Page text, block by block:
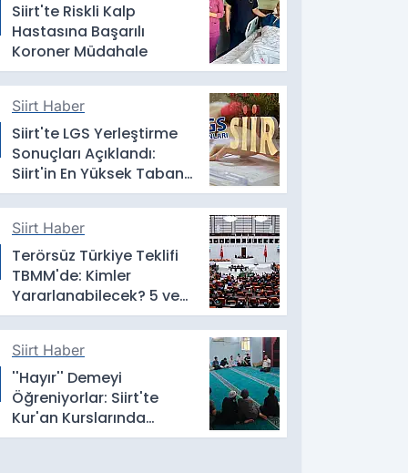
Siirt'te Riskli Kalp
Hastasına Başarılı
Koroner Müdahale
Siirt Haber
Siirt'te LGS Yerleştirme
Sonuçları Açıklandı:
Siirt'in En Yüksek Taban
Puanlı Liseler Belli Oldu
Siirt Haber
Terörsüz Türkiye Teklifi
TBMM'de: Kimler
Yararlanabilecek? 5 ve
10 Yıllık Erteleme Dikkat
Çekti
Siirt Haber
''Hayır'' Demeyi
Öğreniyorlar: Siirt'te
Kur'an Kurslarında
Mahremiyet Eğitimi